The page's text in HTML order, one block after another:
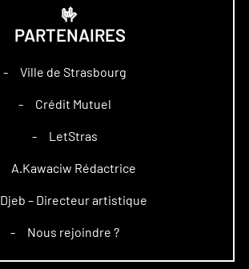
🤟
PARTENAIRES
– Ville de Strasbourg
– Crédit Mutuel
– LetStras
A.Kawaciw Rédactrice
Djeb – Directeur artistique
– Nous rejoindre ?